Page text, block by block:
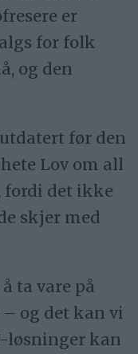
er
for folk
og den
før den
Lov om all
fordi det ikke
skjer med
ta vare på
og det kan vi
løsninger kan